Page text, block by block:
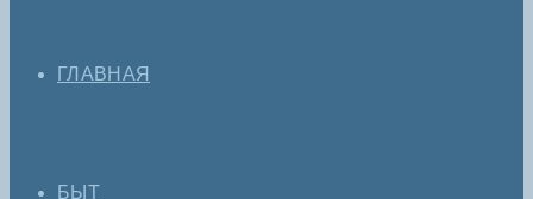
ГЛАВНАЯ
БЫТ